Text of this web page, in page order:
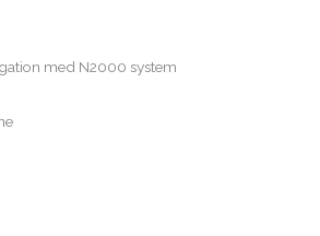
med N2000 system